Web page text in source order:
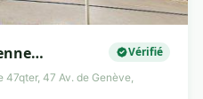
Vérifié
47 Av. de Genève,